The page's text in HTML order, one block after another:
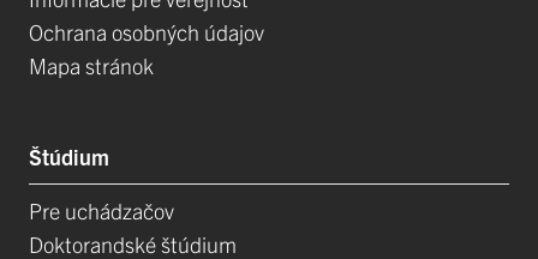
Ochrana osobných údajov
Mapa stránok
Štúdium
Pre uchádzačov
Doktorandské štúdium